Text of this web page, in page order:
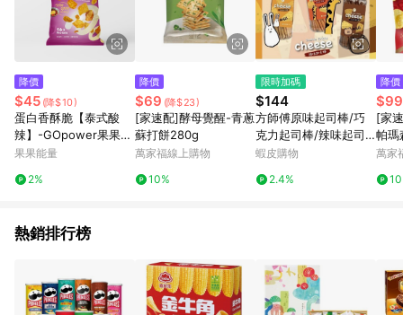
降價
$45 (降$10)
蛋白香酥脆【泰式酸
辣】-GOpower果果能
量
果果能量
2%
降價
$69 (降$23)
[家速配]酵母覺醒-青蔥
蘇打餅280g
萬家福線上購物
10%
限時加碼
$144
方師傅原味起司棒/巧
克力起司棒/辣味起司
棒/⭐一定碎*一定碎*碎
下單
蝦皮購物
2.4%
降價
$99
[家
帕瑪
g
萬家
熱銷排行榜